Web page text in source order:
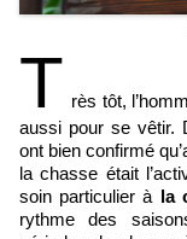
T rès tôt,
aussi pour se vêtir.
ont bien confirmé
la chasse était
soin particulier à la
rythme des